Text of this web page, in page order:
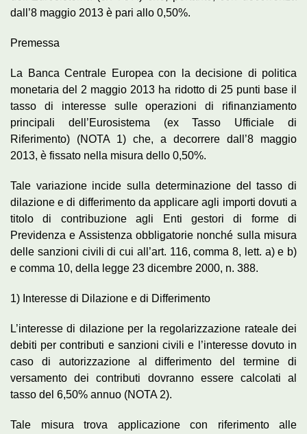
dall’8 maggio 2013 è pari allo 0,50%.
Premessa
La Banca Centrale Europea con la decisione di politica
monetaria del 2 maggio 2013 ha ridotto di 25 punti base il
tasso di interesse sulle operazioni di rifinanziamento
principali dell’Eurosistema (ex Tasso Ufficiale di
Riferimento) (NOTA 1) che, a decorrere dall’8 maggio
2013, è fissato nella misura dello 0,50%.
Tale variazione incide sulla determinazione del tasso di
dilazione e di differimento da applicare agli importi dovuti a
titolo di contribuzione agli Enti gestori di forme di
Previdenza e Assistenza obbligatorie nonché sulla misura
delle sanzioni civili di cui all’art. 116, comma 8, lett. a) e b)
e comma 10, della legge 23 dicembre 2000, n. 388.
1) Interesse di Dilazione e di Differimento
L’interesse di dilazione per la regolarizzazione rateale dei
debiti per contributi e sanzioni civili e l’interesse dovuto in
caso di autorizzazione al differimento del termine di
versamento dei contributi dovranno essere calcolati al
tasso del 6,50% annuo (NOTA 2).
Tale misura trova applicazione con riferimento alle